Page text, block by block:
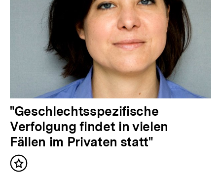
l
t
:
N
ä
c
h
s
"Geschlechtsspezifische
Verfolgung findet in vielen
Fällen im Privaten statt"
Inhalt